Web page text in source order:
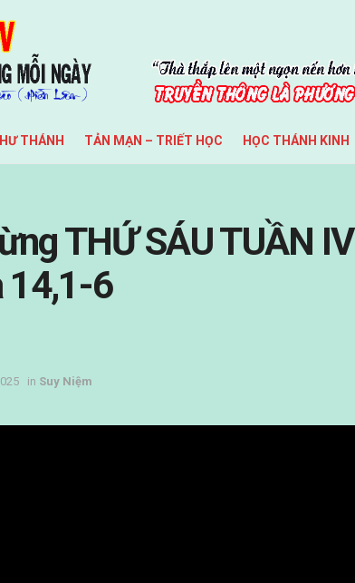
THÁNH TẢN MẠN – TRIẾT HỌC HỌC THÁNH KINH
THỨ SÁU TUẦN IV
14,1-6
in Suy Niệm